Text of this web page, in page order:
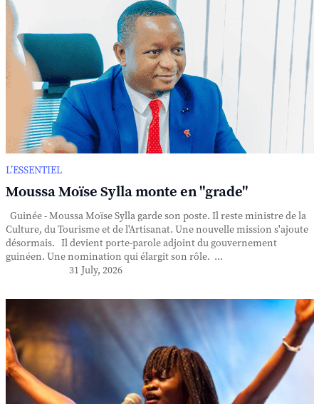
L’ESSENTIEL
Moussa Moïse Sylla monte en "grade"
Guinée - Moussa Moïse Sylla garde son poste. Il reste ministre de la
Culture, du Tourisme et de l'Artisanat. Une nouvelle mission s'ajoute
désormais. Il devient porte-parole adjoint du gouvernement
guinéen. Une nomination qui élargit son rôle. ...
31 July, 2026